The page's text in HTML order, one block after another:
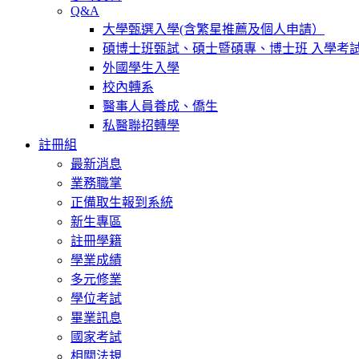
Q&A
大學甄選入學(含繁星推薦及個人申請）
碩博士班甄試、碩士暨碩專、博士班 入學考
外國學生入學
校內轉系
醫事人員養成、僑生
私醫聯招轉學
註冊組
最新消息
業務職掌
正備取生報到系統
新生專區
註冊學籍
學業成績
多元修業
學位考試
畢業訊息
國家考試
相關法規